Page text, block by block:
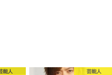
能人 芸能人